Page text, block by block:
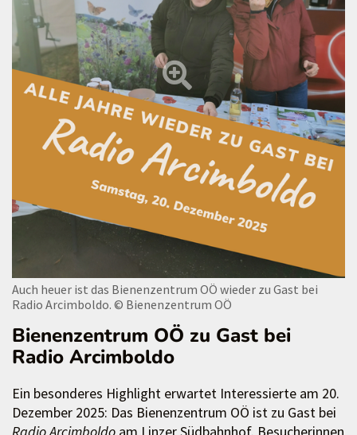
Auch heuer ist das Bienenzentrum OÖ wieder zu Gast bei
Radio Arcimboldo. © Bienenzentrum OÖ
Bienenzentrum OÖ zu Gast bei
Radio Arcimboldo
Ein besonderes Highlight erwartet Interessierte am 20.
Dezember 2025: Das Bienenzentrum OÖ ist zu Gast bei
Radio Arcimboldo am Linzer Südbahnhof. Besucherinnen